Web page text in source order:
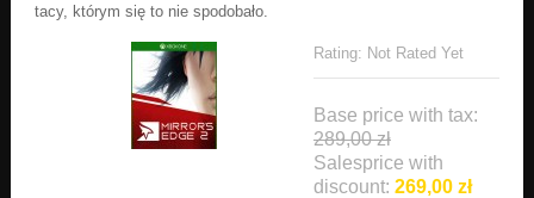
tacy, którym się to nie spodobało.
Rating: Not Rated Yet
Base price with tax:
289,00 zł
Salesprice with
discount: 269,00 zł